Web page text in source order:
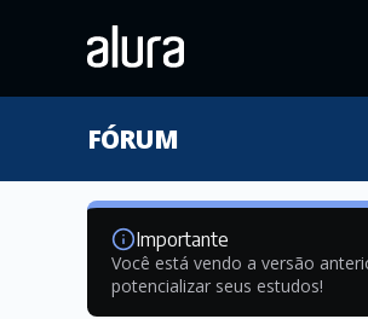
FÓRUM
Importante
Você está vendo a versão
potencializar seus estudos!